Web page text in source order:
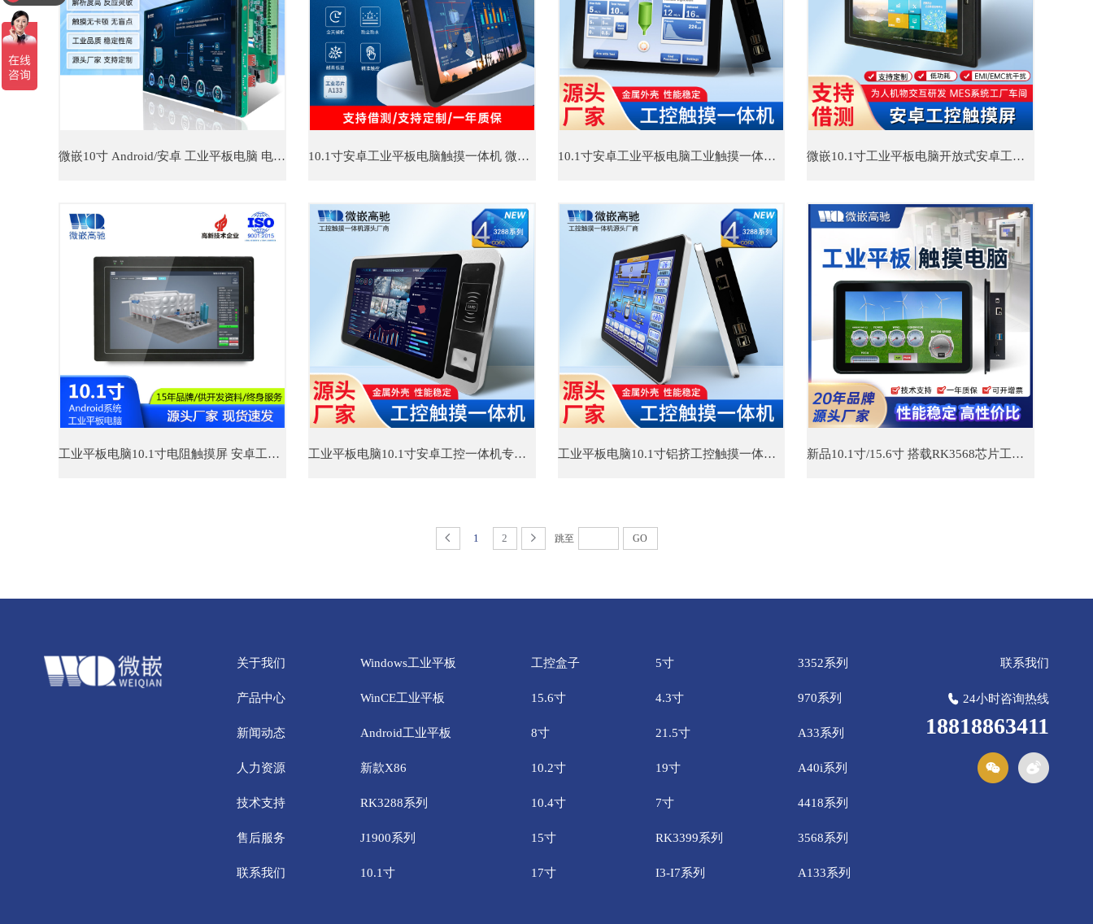
微嵌10寸 Android/安卓 工业平板电脑 电容触摸屏工业一体机 10.1寸安卓工业平板电脑触摸一体机 微嵌A133工控一体机系列 ​10.1寸安卓工业平板电脑工业触摸一体机 微嵌工业一体机 微嵌10.1寸工业平板电脑开放式安卓工控机 工业一体机公司
工业平板电脑10.1寸电阻触摸屏 安卓工业一体机 工业平板电脑10.1寸安卓工控一体机专为MES系统研发 工业平板电脑10.1寸铝挤工控触摸一体机新外壳 多串口设计 新品10.1寸/15.6寸 搭载RK3568芯片工业一体机 触控灵敏工业平板电脑
1 2 跳至 GO
关于我们
产品中心
新闻动态
人力资源
技术支持
售后服务
联系我们
Windows工业平板
WinCE工业平板
Android工业平板
新款X86
RK3288系列
J1900系列
10.1寸
工控盒子
15.6寸
8寸
10.2寸
10.4寸
15寸
17寸
5寸
4.3寸
21.5寸
19寸
7寸
RK3399系列
I3-I7系列
3352系列
970系列
A33系列
A40i系列
4418系列
3568系列
A133系列
联系我们
24小时咨询热线
18818863411